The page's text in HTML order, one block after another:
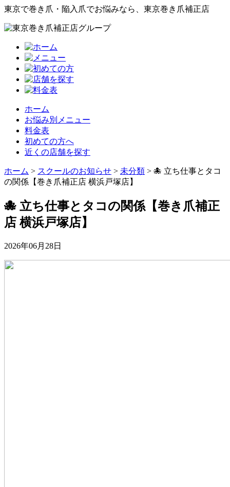
東京で巻き爪・陥入爪でお悩みなら、東京巻き爪補正店
ホーム
お悩み別メニュー
料金表
初めての方へ
近くの店舗を探す
ホーム > スクールのお知らせ > 未分類 > 🐙 立ち仕事とタコ
の関係【巻き爪補正店 横浜戸塚店】
🐙 立ち仕事とタコの関係【巻き爪補正
店 横浜戸塚店】
2026年06月28日